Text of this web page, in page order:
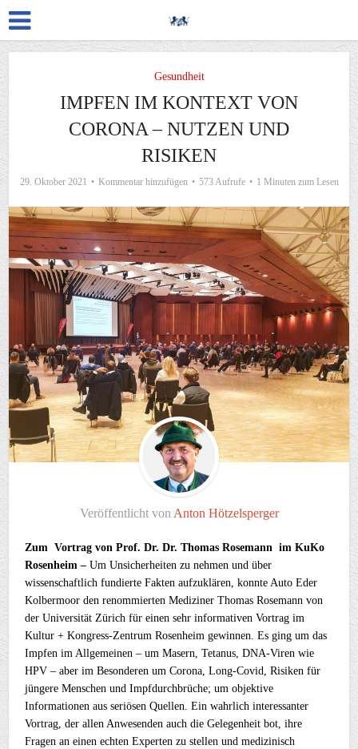
Gesundheit
IMPFEN IM KONTEXT VON
CORONA – NUTZEN UND
RISIKEN
29. Oktober 2021 Kommentar hinzufügen 573 Aufrufe 1 Minuten zum Lesen
Veröffentlicht von Anton Hötzelsperger
Zum Vortrag von Prof. Dr. Dr. Thomas Rosemann im KuKo
Rosenheim –Um Unsicherheiten zu nehmen und über
wissenschaftlich fundierte Fakten aufzuklären, konnte Auto Eder
Kolbermoor den renommierten Mediziner Thomas Rosemann von
der Universität Zürich für einen sehr informativen Vortrag im
Kultur + Kongress-Zentrum Rosenheim gewinnen. Es ging um das
Impfen im Allgemeinen – um Masern, Tetanus, DNA-Viren wie
HPV – aber im Besonderen um Corona, Long-Covid, Risiken für
jüngere Menschen und Impfdurchbrüche; um objektive
Informationen aus seriösen Quellen. Ein wahrlich interessanter
Vortrag, der allen Anwesenden auch die Gelegenheit bot, ihre
Fragen an einen echten Experten zu stellen und medizinisch